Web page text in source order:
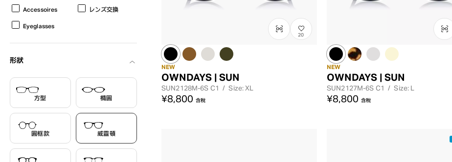
Accessoires レンズ交換
Eyeglasses
形狀
方型 橢圓
圓框款 威靈頓
20
NEW
OWNDAYS | SUN
SUN2128M-6S C1 / Size: XL
¥8,800 含稅
NEW
OWNDAYS | SUN
SUN2127M-6S C1 / Size: L
¥8,800 含稅